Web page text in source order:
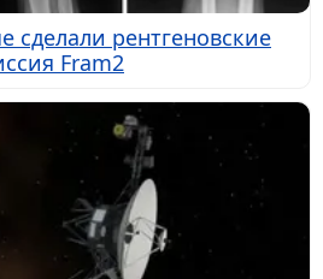
сделали рентгеновские
Fram2